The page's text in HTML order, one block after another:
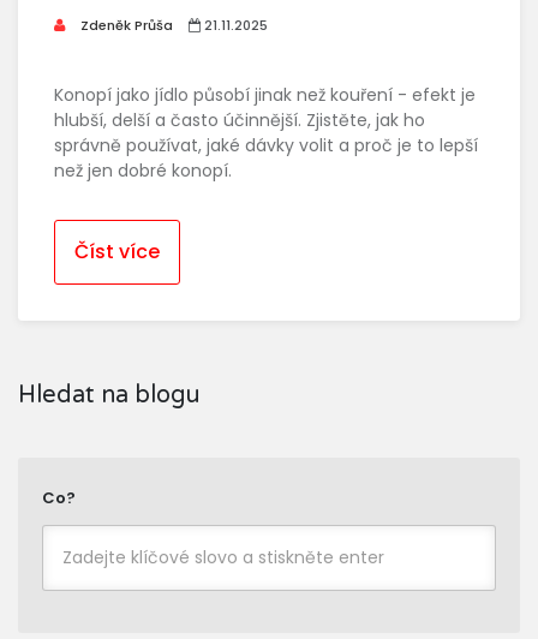
Zdeněk Průša 21.11.2025
Konopí jako jídlo působí jinak než kouření - efekt je
hlubší, delší a často účinnější. Zjistěte, jak ho
správně používat, jaké dávky volit a proč je to lepší
než jen dobré konopí.
Číst více
Hledat na blogu
Co?